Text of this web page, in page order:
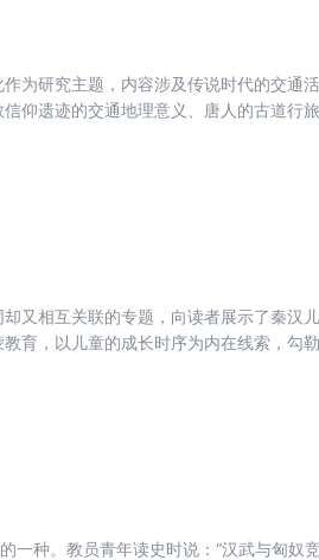
为研究主题，内容涉及传说时代的交通
仰遗迹的交通地理意义、唐人的古道行
又相互关联的专题，向读者展示了秦汉
育，以儿童的成长时序为内在线索，勾
一种。教员青年读史时说：“汉武与匈